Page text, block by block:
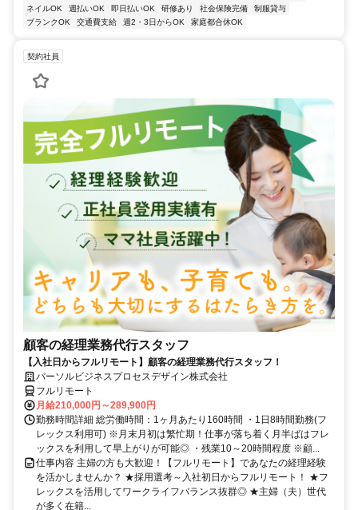
ネイルOK
週払いOK 即日払いOK 研修あり 社会保険完備
制服貸与
ブランクOK
交通費支給 週2・3日からOK 家庭都合休OK
契約社員
顧客の経理業務代行スタッフ
【入社日からフルリモート】顧客の経理業務代行スタッフ！
パーソルビジネスプロセスデザイン株式会社
フルリモート
月給210,000円～289,900円
勤務時間詳細 総労働時間：1ヶ月あたり160時間 ・1日8時間勤務(フ
レックス利用可) ※月末月初は繁忙期！仕事が落ち着く月半ばはフレ
ックスを利用して早上がりが可能◎ ・残業10～20時間程度 ※顧...
仕事内容 主婦の方も大歓迎！【フルリモート】であなたの経理経験
を活かしませんか？ ★採用選考～入社初日からフルリモート！ ★フ
レックスを活用してワークライフバランス抜群◎ ★主婦（夫）世代
が多く在籍...